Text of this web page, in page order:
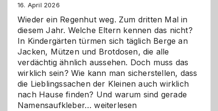
die
richtige
Wahl?
16. April 2026
Wieder ein Regenhut weg. Zum dritten Mal in
diesem Jahr. Welche Eltern kennen das nicht?
In Kindergärten türmen sich täglich Berge an
Jacken, Mützen und Brotdosen, die alle
verdächtig ähnlich aussehen. Doch muss das
wirklich sein? Wie kann man sicherstellen, dass
die Lieblingssachen der Kleinen auch wirklich
nach Hause finden? Und warum sind gerade
Namensaufkleber…Namensaufkleber
weiterlesen